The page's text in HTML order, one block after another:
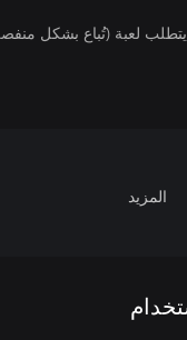
لعبة (تُباع بشكل
المزيد